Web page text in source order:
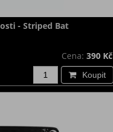
- Striped Bat
Cena: 390 Kč
Koupit